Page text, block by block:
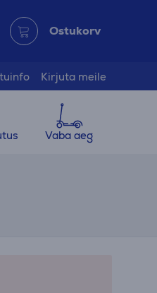
Ostukorv
Kirjuta meile
Vaba aeg